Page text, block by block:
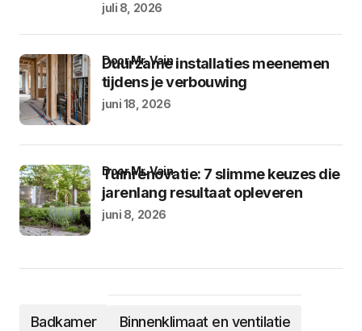
juli 8, 2026
Duurzame installaties meenemen
tijdens je verbouwing
door Mr. Vain
juni 18, 2026
Tuinrenovatie: 7 slimme keuzes die
jarenlang resultaat opleveren
door Mr. Vain
juni 8, 2026
Badkamer Binnenklimaat en ventilatie